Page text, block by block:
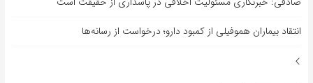
انتقاد بیماران هموفیلی از کمبود دارو؛ درخواست از رسانه‌ها